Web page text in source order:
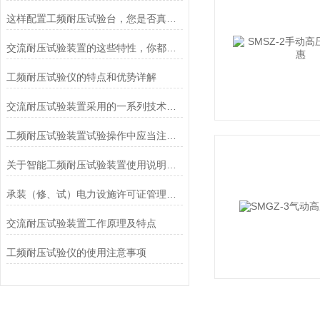
这样配置工频耐压试验台，您是否真的满意了？
交流耐压试验装置的这些特性，你都了解吗？
工频耐压试验仪的特点和优势详解
交流耐压试验装置采用的一系列技术要点注意事项
交流耐压试验装置工作原理及特点
工频耐压试验仪的使用注意事项